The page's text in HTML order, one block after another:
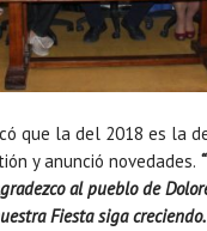
que la del 2018 es la
y anunció novedades.
al pueblo de
Fiesta siga